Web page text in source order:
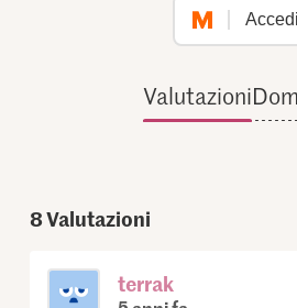
Accedi
Valutazioni
8Valutazioni
terrak